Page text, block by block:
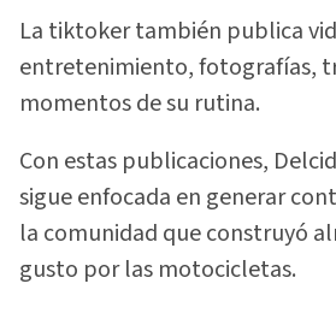
La tiktoker también publica
entretenimiento, fotografías,
momentos de su rutina.
Con estas publicaciones,
sigue enfocada en generar
la comunidad que construyó
gusto por las motocicletas.